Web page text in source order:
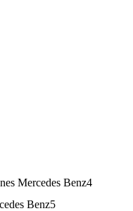
Mercedes Benz4
Benz5